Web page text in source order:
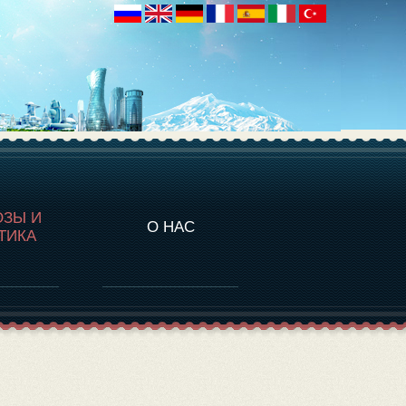
И
О НАС